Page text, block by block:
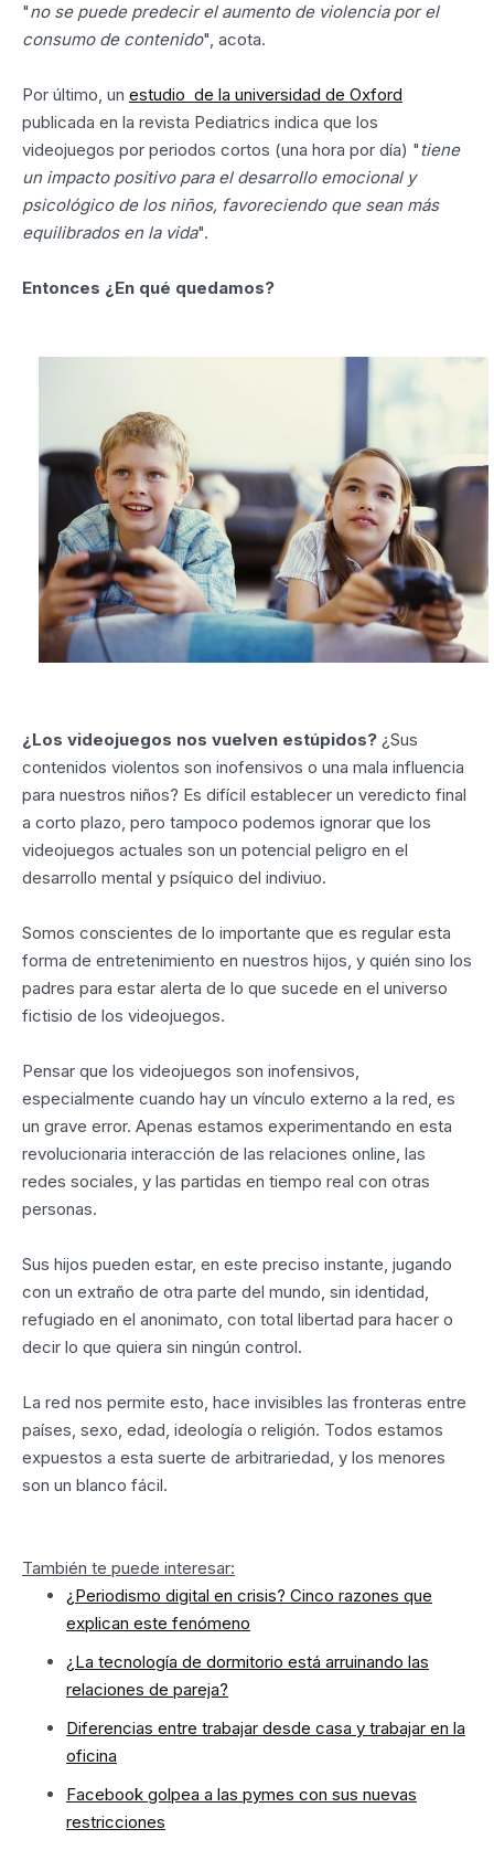
"no se puede predecir el aumento de violencia por el
consumo de contenido", acota.
Por último, un estudio de la universidad de Oxford
publicada en la revista Pediatrics indica que los
videojuegos por periodos cortos (una hora por día) "tiene
un impacto positivo para el desarrollo emocional y
psicológico de los niños, favoreciendo que sean más
equilibrados en la vida".
Entonces ¿En qué quedamos?
¿Los videojuegos nos vuelven estúpidos? ¿Sus
contenidos violentos son inofensivos o una mala influencia
para nuestros niños? Es difícil establecer un veredicto final
a corto plazo, pero tampoco podemos ignorar que los
videojuegos actuales son un potencial peligro en el
desarrollo mental y psíquico del indiviuo.
Somos conscientes de lo importante que es regular esta
forma de entretenimiento en nuestros hijos, y quién sino los
padres para estar alerta de lo que sucede en el universo
fictisio de los videojuegos.
Pensar que los videojuegos son inofensivos,
especialmente cuando hay un vínculo externo a la red, es
un grave error. Apenas estamos experimentando en esta
revolucionaria interacción de las relaciones online, las
redes sociales, y las partidas en tiempo real con otras
personas.
Sus hijos pueden estar, en este preciso instante, jugando
con un extraño de otra parte del mundo, sin identidad,
refugiado en el anonimato, con total libertad para hacer o
decir lo que quiera sin ningún control.
La red nos permite esto, hace invisibles las fronteras entre
países, sexo, edad, ideología o religión. Todos estamos
expuestos a esta suerte de arbitrariedad, y los menores
son un blanco fácil.
También te puede interesar:
¿Periodismo digital en crisis? Cinco razones que
explican este fenómeno
¿La tecnología de dormitorio está arruinando las
relaciones de pareja?
Diferencias entre trabajar desde casa y trabajar en la
oficina
Facebook golpea a las pymes con sus nuevas
restricciones